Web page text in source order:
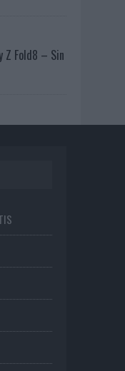
Z Fold8 – Sin